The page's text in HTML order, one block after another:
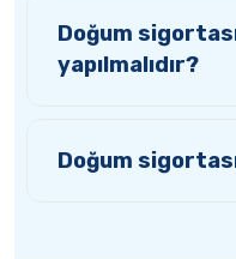
Doğum
yapılmalıdır?
Doğum